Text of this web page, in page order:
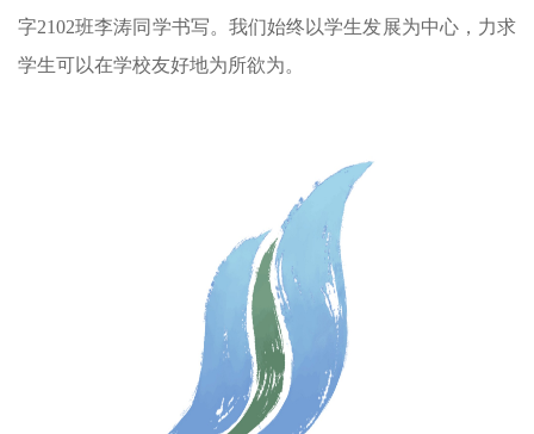
字2102班李涛同学书写。我们始终以学生发展为中心，力求
学生可以在学校友好地为所欲为。